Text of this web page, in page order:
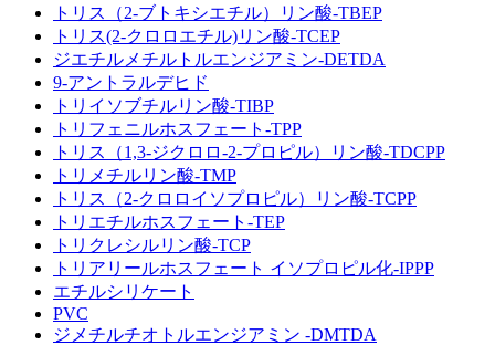
トリス（2-ブトキシエチル）リン酸-TBEP
トリス(2-クロロエチル)リン酸-TCEP
ジエチルメチルトルエンジアミン-DETDA
9-アントラルデヒド
トリイソブチルリン酸-TIBP
トリフェニルホスフェート-TPP
トリス（1,3-ジクロロ-2-プロピル）リン酸-TDCPP
トリメチルリン酸-TMP
トリス（2-クロロイソプロピル）リン酸-TCPP
トリエチルホスフェート-TEP
トリクレシルリン酸-TCP
トリアリールホスフェート イソプロピル化-IPPP
エチルシリケート
PVC
ジメチルチオトルエンジアミン -DMTDA